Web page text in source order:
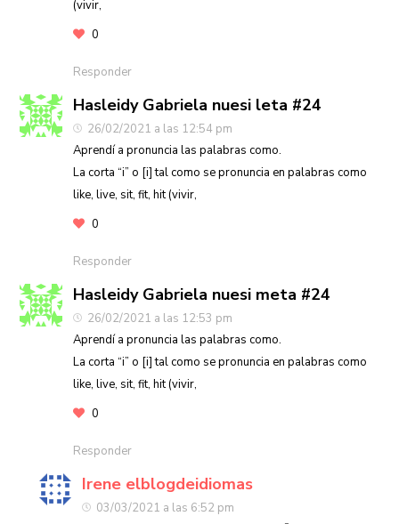
(vivir,
0
Responder
Hasleidy Gabriela nuesi leta #24
26/02/2021 a las 12:54 pm
Aprendí a pronuncia las palabras como.
La corta “i” o [i] tal como se pronuncia en palabras como
like, live, sit, fit, hit (vivir,
0
Responder
Hasleidy Gabriela nuesi meta #24
26/02/2021 a las 12:53 pm
Aprendí a pronuncia las palabras como.
La corta “i” o [i] tal como se pronuncia en palabras como
like, live, sit, fit, hit (vivir,
0
Responder
Irene elblogdeidiomas
03/03/2021 a las 6:52 pm